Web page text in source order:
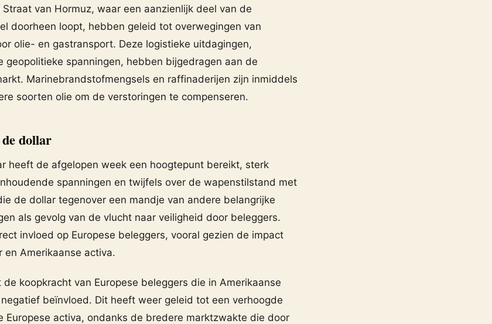
van Hormuz, waar een aanzienlijk deel van de
doorheen loopt, hebben geleid tot overwegingen van
olie- en gastransport. Deze logistieke uitdagingen,
geopolitieke spanningen, hebben bijgedragen aan de
Marinebrandstofmengsels en raffinaderijen zijn inmiddels
soorten olie om de verstoringen te compenseren.
dollar
heeft de afgelopen week een hoogtepunt bereikt, sterk
spanningen en twijfels over de wapenstilstand met
de dollar tegenover een mandje van andere belangrijke
als gevolg van de vlucht naar veiligheid door beleggers.
invloed op Europese beleggers, vooral gezien de impact
en Amerikaanse activa.
koopkracht van Europese beleggers die in Amerikaanse
beïnvloed. Dit heeft weer geleid tot een verhoogde
Europese activa, ondanks de bredere marktzwakte die door